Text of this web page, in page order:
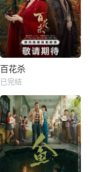
百花杀
已完结